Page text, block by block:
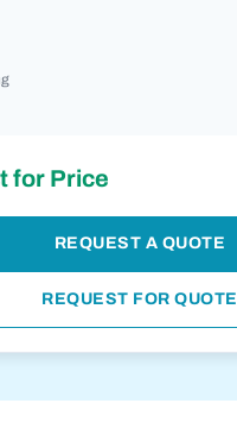
for Price
REQUEST A QUOTE
REQUEST FOR QUOTE